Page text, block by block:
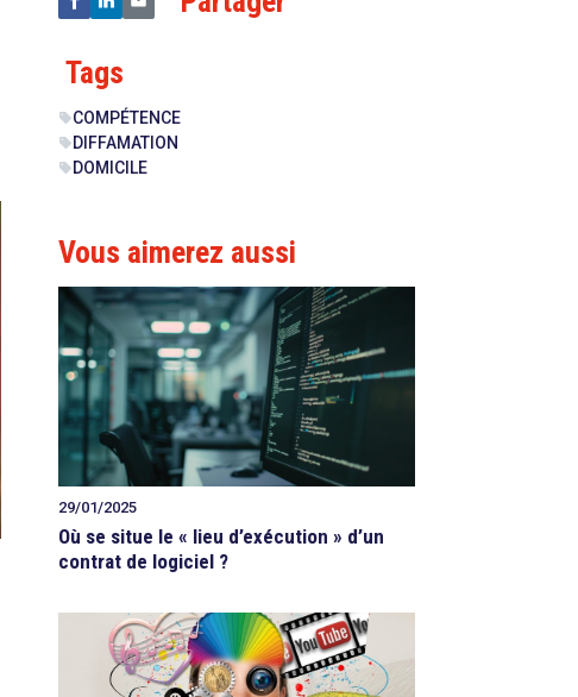
Tags
sellCOMPÉTENCE
sell DIFFAMATION
sell DOMICILE
Vous aimerez aussi
29/01/2025
Où se situe le « lieu d’exécution » d’un
contrat de logiciel ?